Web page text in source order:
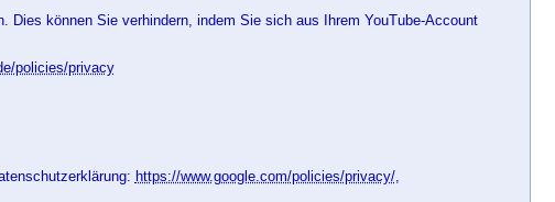
Dies können Sie verhindern, indem Sie sich aus Ihrem YouTube-Account
policies/privacy
https://www.google.com/policies/privacy/,